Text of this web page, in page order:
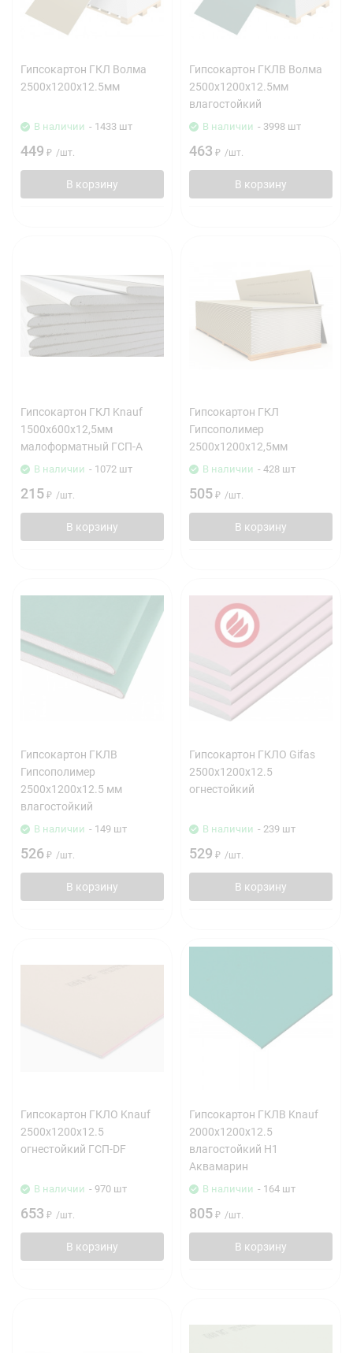
Гипсокартон ГКЛ Волма
2500х1200х12.5мм
В наличии - 1433 шт
449 ₽ /шт.
В корзину
Гипсокартон ГКЛВ Волма
2500х1200х12.5мм
влагостойкий
В наличии - 3998 шт
463 ₽ /шт.
В корзину
Гипсокартон ГКЛ Knauf
1500х600х12,5мм
малоформатный ГСП-А
В наличии - 1072 шт
215 ₽ /шт.
В корзину
Гипсокартон ГКЛ
Гипсополимер
2500х1200х12,5мм
В наличии - 428 шт
505 ₽ /шт.
В корзину
Гипсокартон ГКЛВ
Гипсополимер
2500х1200х12.5 мм
влагостойкий
В наличии - 149 шт
526 ₽ /шт.
В корзину
Гипсокартон ГКЛО Gifas
2500х1200х12.5
огнестойкий
В наличии - 239 шт
529 ₽ /шт.
В корзину
Гипсокартон ГКЛО Knauf
2500х1200х12.5
огнестойкий ГСП-DF
В наличии - 970 шт
653 ₽ /шт.
В корзину
Гипсокартон ГКЛВ Knauf
2000х1200х12.5
влагостойкий H1
Аквамарин
В наличии - 164 шт
805 ₽ /шт.
В корзину